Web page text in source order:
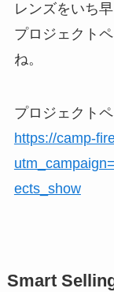
レンズをいち
プロジェクト
ね。
プロジェクト
https://camp-
ects_show
Smart